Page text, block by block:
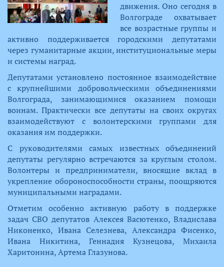
движения. Оно сегодня в
Волгограде охватывает
все возрастные группы и
активно поддерживается городскими депутатами
через гуманитарные акции, институциональные меры
и системы наград.
Депутатами установлено постоянное взаимодействие
с крупнейшими добровольческими объединениями
Волгограда, занимающимися оказанием помощи
воинам. Практически все депутаты на своих округах
взаимодействуют с волонтерскими группами для
оказания им поддержки.
С руководителями самых известных объединений
депутаты регулярно встречаются за круглым столом.
Волонтеры и предприниматели, вносящие вклад в
укрепление обороноспособности страны, поощряются
муниципальными наградами.
Отметим особенно активную работу в поддержке
задач СВО депутатов Алексея Васютенко, Владислава
Никоненко, Ивана Селезнева, Александра Фисенко,
Ивана Никитина, Геннадия Кузнецова, Михаила
Харитонина, Артема Глазунова.